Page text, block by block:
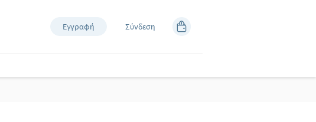
Εγγραφή Σύνδεση